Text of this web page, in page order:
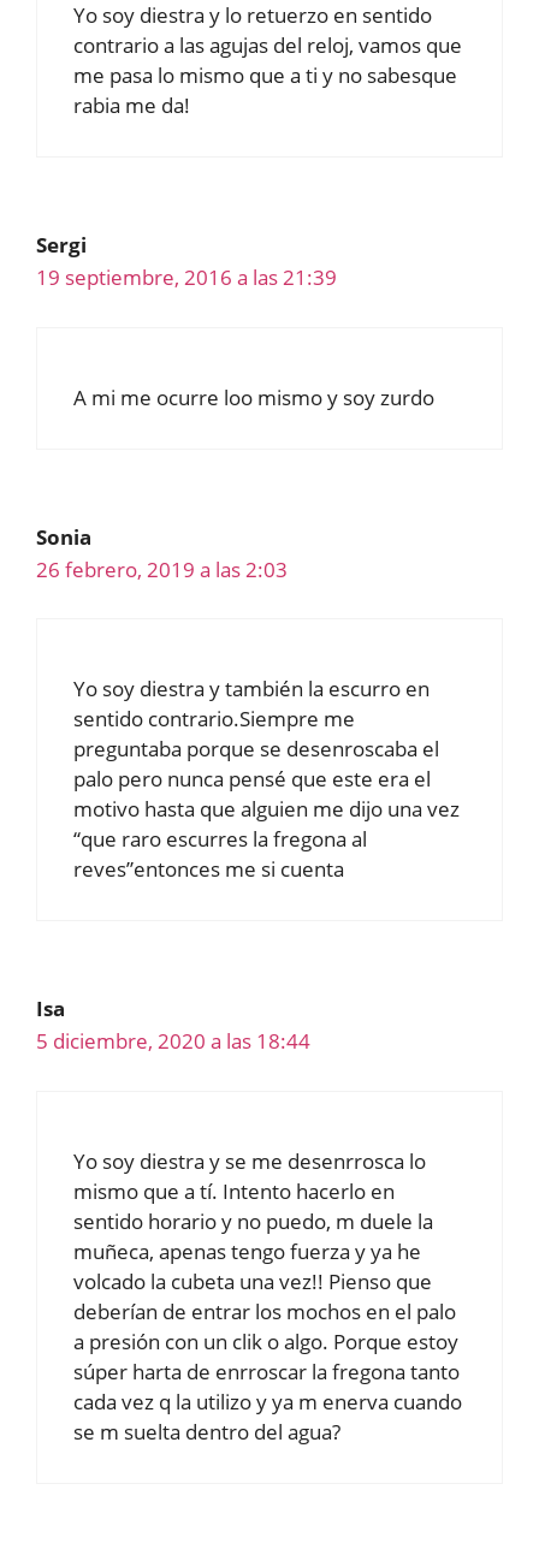
Yo soy diestra y lo retuerzo en sentido
contrario a las agujas del reloj, vamos que
me pasa lo mismo que a ti y no sabesque
rabia me da!
Sergi
19 septiembre, 2016 a las 21:39
A mi me ocurre loo mismo y soy zurdo
Sonia
26 febrero, 2019 a las 2:03
Yo soy diestra y también la escurro en
sentido contrario.Siempre me
preguntaba porque se desenroscaba el
palo pero nunca pensé que este era el
motivo hasta que alguien me dijo una vez
“que raro escurres la fregona al
reves”entonces me si cuenta
Isa
5 diciembre, 2020 a las 18:44
Yo soy diestra y se me desenrrosca lo
mismo que a tí. Intento hacerlo en
sentido horario y no puedo, m duele la
muñeca, apenas tengo fuerza y ya he
volcado la cubeta una vez!! Pienso que
deberían de entrar los mochos en el palo
a presión con un clik o algo. Porque estoy
súper harta de enrroscar la fregona tanto
cada vez q la utilizo y ya m enerva cuando
se m suelta dentro del agua?